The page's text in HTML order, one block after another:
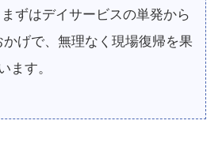
ずはデイサービスの単発から
げで、無理なく現場復帰を果
ます。